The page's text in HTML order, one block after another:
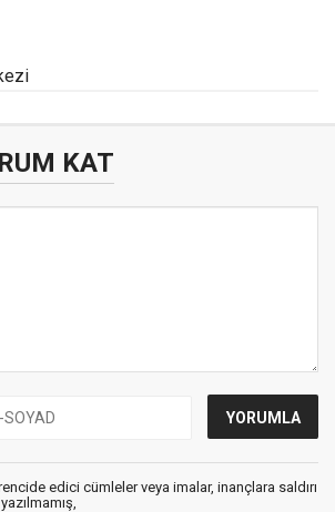
KAT
edici cümleler veya imalar, inançlara saldırı